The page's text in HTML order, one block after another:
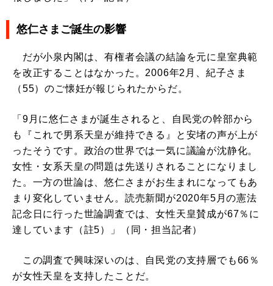
悠仁さまご誕生の影響
だが小泉内閣は、有権者会議の結論を元に皇室典範
を改正することはなかった。2006年2月、紀子さま
（55）のご懐妊が報じられたからだ。
「9月に悠仁さまが誕生されると、自民党の幹部から
も『これで男系天皇が維持できる』と安堵の声が上が
ったそうです。政治の世界では一気に議論が沈静化。
女性・女系天皇の問題は先送りされることになりまし
た。一方の世論は、悠仁さまがお生まれになってもあ
まり変化していません。読売新聞が2020年5月の憲法
記念日に行った世論調査では、女性天皇賛成が67％に
達しています（註5）」（同・担当記者）
この調査で興味深いのは、自民党の支持層でも66％
が女性天皇を支持したことだ。